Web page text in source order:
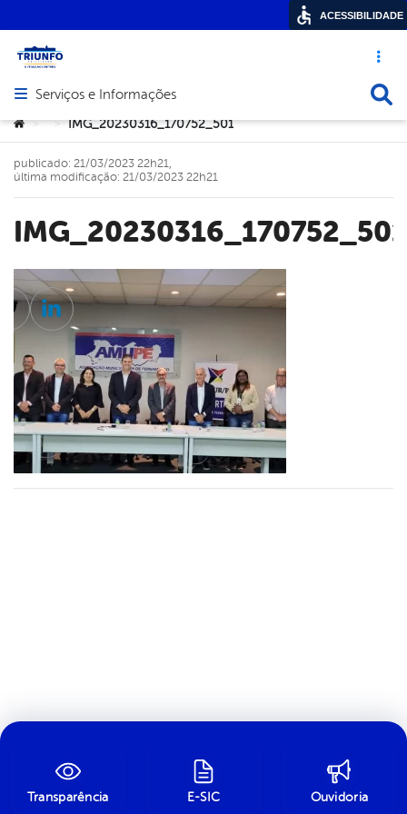
Acesso
Abrir menu principal de navegação
Serviços e Informações
Você está aqui:
> > IMG_20230316_170752_501
IMG_20230316_170752_501
publicado: 21/03/2023 22h21,
última modificação: 21/03/2023 22h21
Twitter
Linkedin
Transparência E-SIC Ouvidoria
ACESSIBILIDADE